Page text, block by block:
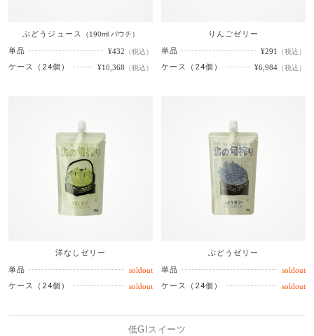
ぶどうジュース （190ml パウチ）
単品 ¥432 （税込）
ケース（24個） ¥10,368 （税込）
りんごゼリー
単品 ¥291 （税込）
ケース（24個） ¥6,984 （税込）
洋なしゼリー
単品
ケース（24個）
ぶどうゼリー
単品
ケース（24個）
低GIスイーツ